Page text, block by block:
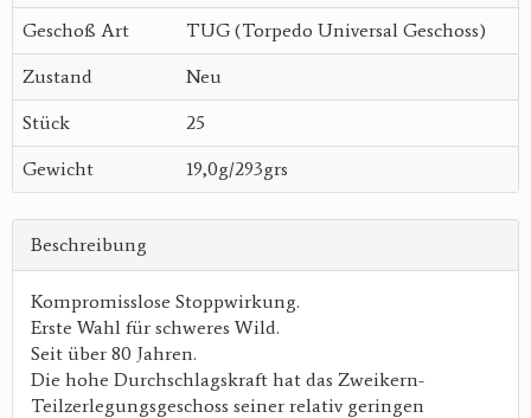
Geschoß Art TUG (Torpedo Universal Geschoss)
Zustand Neu
Stück 25
Gewicht 19,0g/293grs
Beschreibung
Kompromisslose Stoppwirkung.
Erste Wahl für schweres Wild.
Seit über 80 Jahren.
Die hohe Durchschlagskraft hat das Zweikern-
Teilzerlegungsgeschoss seiner relativ geringen